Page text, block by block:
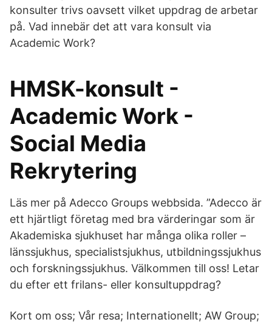
konsulter trivs oavsett vilket uppdrag de arbetar
på. Vad innebär det att vara konsult via
Academic Work?
HMSK-konsult -
Academic Work -
Social Media
Rekrytering
Läs mer på Adecco Groups webbsida. ”Adecco är
ett hjärtligt företag med bra värderingar som är
Akademiska sjukhuset har många olika roller –
länssjukhus, specialistsjukhus, utbildningssjukhus
och forskningssjukhus. Välkommen till oss! Letar
du efter ett frilans- eller konsultuppdrag?
Kort om oss; Vår resa; Internationellt; AW Group;